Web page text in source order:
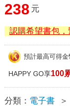
238 元
認購希望書包，
預計最高可得金
HAPPY GO享100
分類： 電子書 ＞